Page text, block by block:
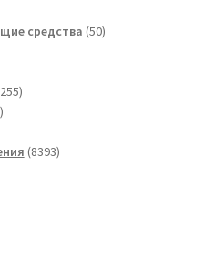
средства 5050
255255
83938393